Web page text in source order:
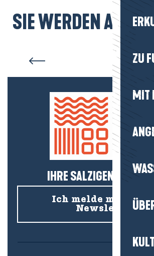
ZU
MIT
SIE WERDEN AUCH
Barrierefreier
IHRE SALZIGEN
Ich melde mich für
Newsletter an